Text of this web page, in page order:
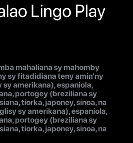
Lingo Play
mahaliana sy mahomby
sy fitadidiana teny amin'ny
amerikana), espaniola,
portogey (breziliana sy
tiorka, japoney, sinoa, na
sy amerikana), espaniola,
portogey (breziliana sy
tiorka, japoney, sinoa, na